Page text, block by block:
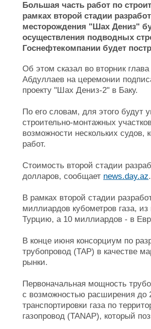
Большая часть работ по
рамках второй стадии
месторождения "Шах Дениз"
осуществления подводных
Госнефтекомпании будет
Об этом сказал во вторник
Абдуллаев на церемонии
проекту "Шах Дениз-2" в Баку.
По его словам, для этого будут
строительно-монтажных
возможности нескольких судов,
работ.
Стоимость второй стадии
долларов, сообщает news.day.az.
В рамках второй стадии
миллиардов кубометров газа,
Турцию, а 10 миллиардов - в
В конце июня консорциум по
трубопровод (TAP) в качестве
рынки.
Первоначальная мощность
с возможностью расширения до
транспортировки газа по
газопровод (TANAP), который